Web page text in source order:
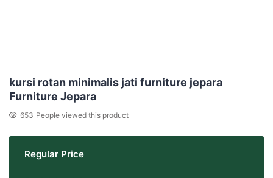
kursi rotan minimalis jati furniture jepara
Furniture Jepara
653 People viewed this product
Regular Price